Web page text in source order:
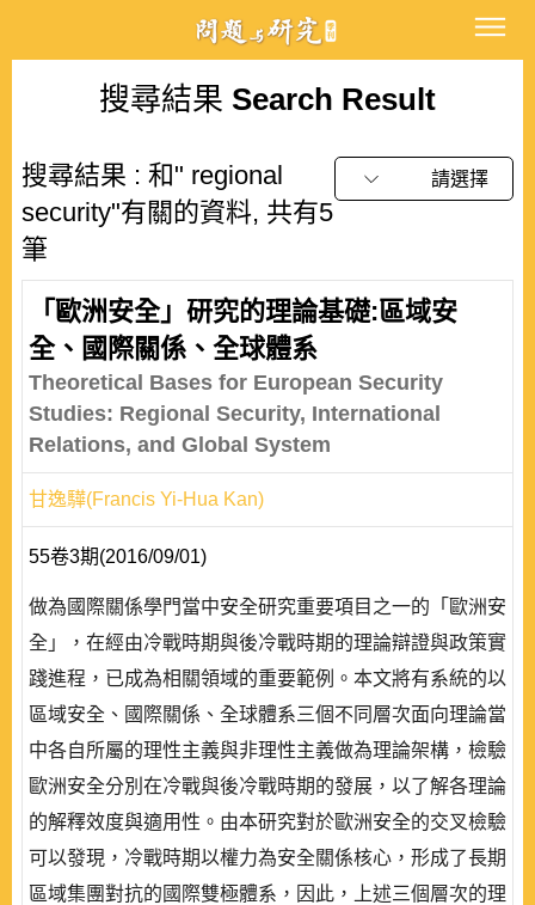
搜尋結果 Search Result
搜尋結果 : 和" regional
security"有關的資料, 共有5
筆
請選擇
「歐洲安全」研究的理論基礎:區域安
全、國際關係、全球體系
Theoretical Bases for European Security
Studies: Regional Security, International
Relations, and Global System
甘逸驊(Francis Yi-Hua Kan)
55卷3期(2016/09/01)
做為國際關係學門當中安全研究重要項目之一的「歐洲安
全」，在經由冷戰時期與後冷戰時期的理論辯證與政策實
踐進程，已成為相關領域的重要範例。本文將有系統的以
區域安全、國際關係、全球體系三個不同層次面向理論當
中各自所屬的理性主義與非理性主義做為理論架構，檢驗
歐洲安全分別在冷戰與後冷戰時期的發展，以了解各理論
的解釋效度與適用性。由本研究對於歐洲安全的交叉檢驗
可以發現，冷戰時期以權力為安全關係核心，形成了長期
區域集團對抗的國際雙極體系，因此，上述三個層次的理